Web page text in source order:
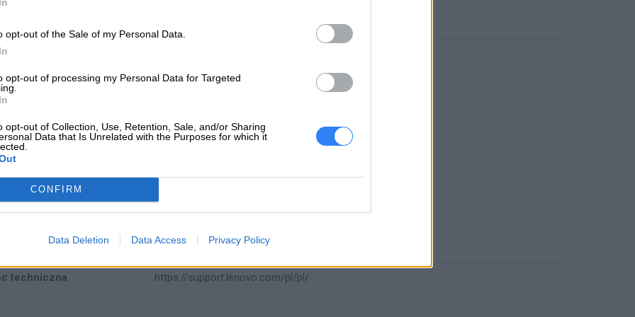
opt-out of the Sale of my Personal Data.
opt-out of processing my Personal Data for Targeted
opt-out of Collection, Use, Retention, Sale, and/or Sharing
Data that Is Unrelated with the Purposes for which it
CONFIRM
Data Deletion Data Access Privacy Policy
18001 Development Drive
Telefon: +1 (855) 253-6686
https://lenovo.com
odpowiedzialny
Lenovo Technology B.V. Sp. z o.o.
02-460 Warszawa
https://lenovo.com
techniczna https://support.lenovo.com/pl/pl/